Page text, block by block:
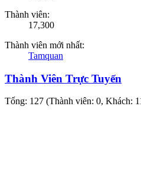
Thành viên:
17,300
Thành viên mới nhất:
Tamquan
Thành Viên Trực Tuyến
Tổng: 127 (Thành viên: 0, Khách: